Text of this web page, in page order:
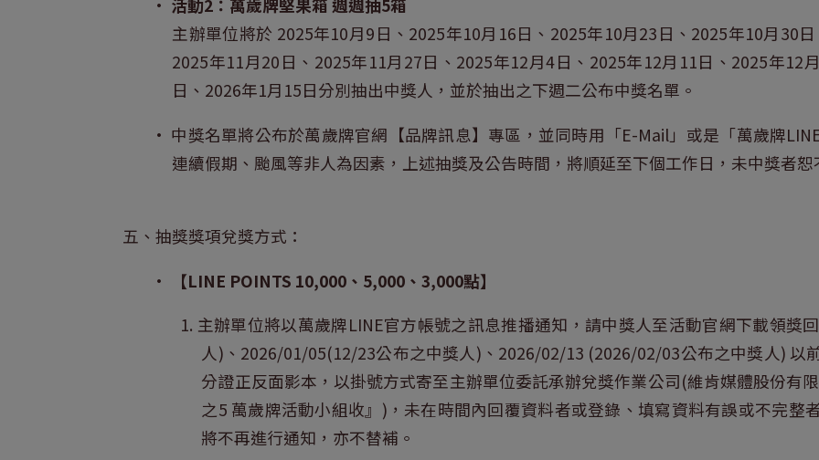
• 活動2：萬歲牌堅果箱 週週抽5箱
主辦單位將於 2025年10月9日、2025年10月16日、2025年10月23日、2025年10月30
2025年11月20日、2025年11月27日、2025年12月4日、2025年12月11日、2025年12
日、2026年1月15日分別抽出中獎人，並於抽出之下週二公布中獎名單。
• 中獎名單將公布於萬歲牌官網【品牌訊息】專區，並同時用「E-Mail」或是「萬歲牌
連續假期、颱風等非人為因素，上述抽獎及公告時間，將順延至下個工作日，未中獎者恕
五、抽獎獎項兌獎方式：
•
【LINE POINTS 10,000、5,000、3,000點】
1. 主辦單位將以萬歲牌LINE官方帳號之訊息推播通知，請中獎人至活動官網下載領獎
人)、2026/01/05(12/23公布之中獎人)、2026/02/13 (2026/02/03公布之中獎人) 以
分證正反面影本，以掛號方式寄至主辦單位委託承辦兌獎作業公司(維肯媒體股份有
之5 萬歲牌活動小組收』)，未在時間內回覆資料者或登錄、填寫資料有誤或不完整
將不再進行通知，亦不替補。